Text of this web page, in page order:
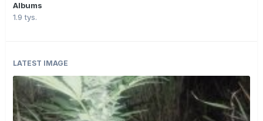
Albums
1.9 tys.
LATEST IMAGE